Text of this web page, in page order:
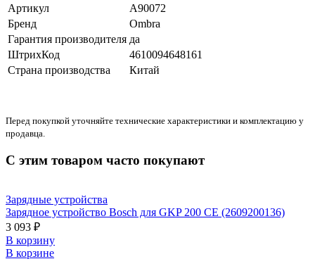
Артикул
A90072
Бренд
Ombra
Гарантия производителя да
ШтрихКод
4610094648161
Страна производства
Китай
Перед покупкой уточняйте технические характеристики и комплектацию у
продавца.
С этим товаром часто покупают
Зарядные устройства
Зарядное устройство Bosch для GKP 200 CE (2609200136)
3 093 ₽
В корзину
В корзине